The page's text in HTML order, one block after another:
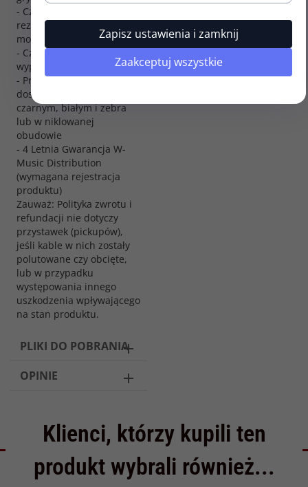
- Częstotliwość
rezonansowa wersji
mostkowej: 6.7 kHz
- Czterożyłowe
wyprowadzenie
- Przetwornik gryfowy
dostępny w kolorach
czarnym, białym i zebra
lub w niklowanej
obudowie
- 4 Letnia Gwarancja W-
Music Distribution
(wymagana rejestracja
produktu)
Zauważ: Polityka zwrotu i
refundacji nie dotyczy
przystawek (pickupów),
jeśli kable w nich zostały
polutowane czy obcięte,
lub w przypadku
występowania innego
uszkodzenia wpływającego
na stan produktu.
PLIKI DO POBRANIA
OPINIE
Klienci, którzy kupili ten
produkt wybrali również...
Zapisz ustawienia i zamknij
Zaakceptuj wszystkie